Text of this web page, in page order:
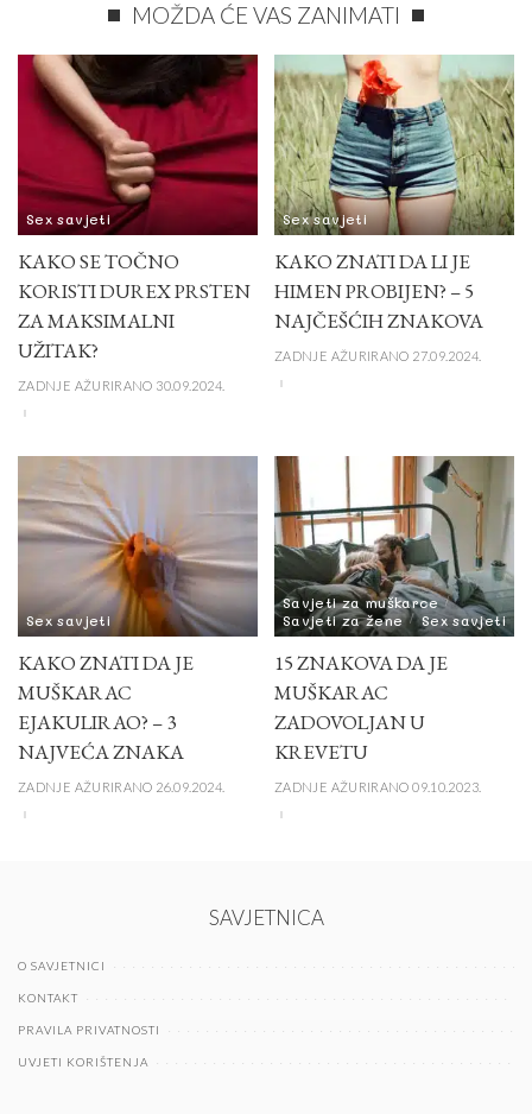
MOŽDA ĆE VAS ZANIMATI
Sex savjeti
KAKO SE TOČNO
KORISTI DUREX PRSTEN
ZA MAKSIMALNI
UŽITAK?
ZADNJE AŽURIRANO 30.09.2024.
Sex savjeti
KAKO ZNATI DA LI JE
HIMEN PROBIJEN? – 5
NAJČEŠĆIH ZNAKOVA
ZADNJE AŽURIRANO 27.09.2024.
Sex savjeti
KAKO ZNATI DA JE
MUŠKARAC
EJAKULIRAO? – 3
NAJVEĆA ZNAKA
ZADNJE AŽURIRANO 26.09.2024.
Savjeti za muškarce
Savjeti za žene
Sex savjeti
15 ZNAKOVA DA JE
MUŠKARAC
ZADOVOLJAN U
KREVETU
ZADNJE AŽURIRANO 09.10.2023.
SAVJETNICA
O SAVJETNICI
KONTAKT
PRAVILA PRIVATNOSTI
UVJETI KORIŠTENJA